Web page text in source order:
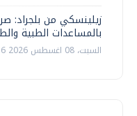
زيلينسكي من بلجراد:
بالمساعدات الطبية
السبت، 08 اغسطس 2026 03:16 م